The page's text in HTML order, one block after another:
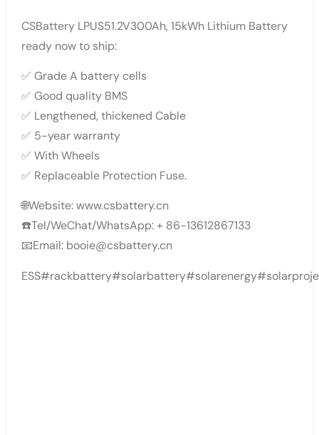
CSBattery LPUS51.2V300Ah, 15kWh Lithium Battery
ready now to ship:
✅ Grade A battery cells
✅ Good quality BMS
✅ Lengthened, thickened Cable
✅ 5-year warranty
✅ With Wheels
✅ Replaceable Protection Fuse.
🌐Website: www.csbattery.cn
☎️Tel/WeChat/WhatsApp: + 86-13612867133
📧Email: booie@csbattery.cn